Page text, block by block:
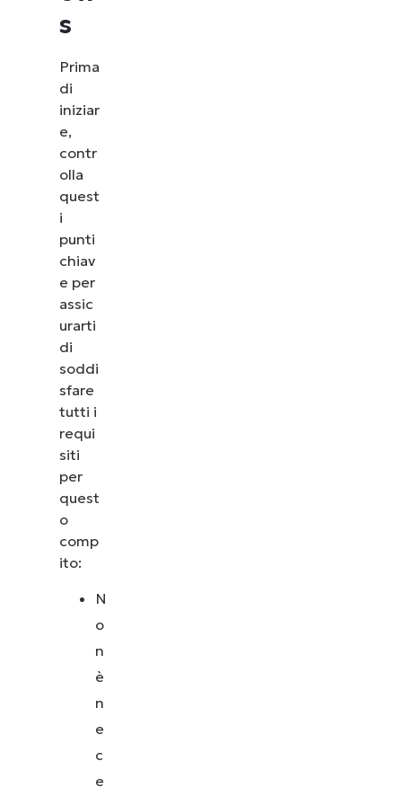
s
Prima
di
iniziar
e,
contr
olla
quest
i
punti
chiav
e per
assic
urarti
di
soddi
sfare
tutti i
requi
siti
per
quest
o
comp
ito:
N
o
n
è
n
e
c
e